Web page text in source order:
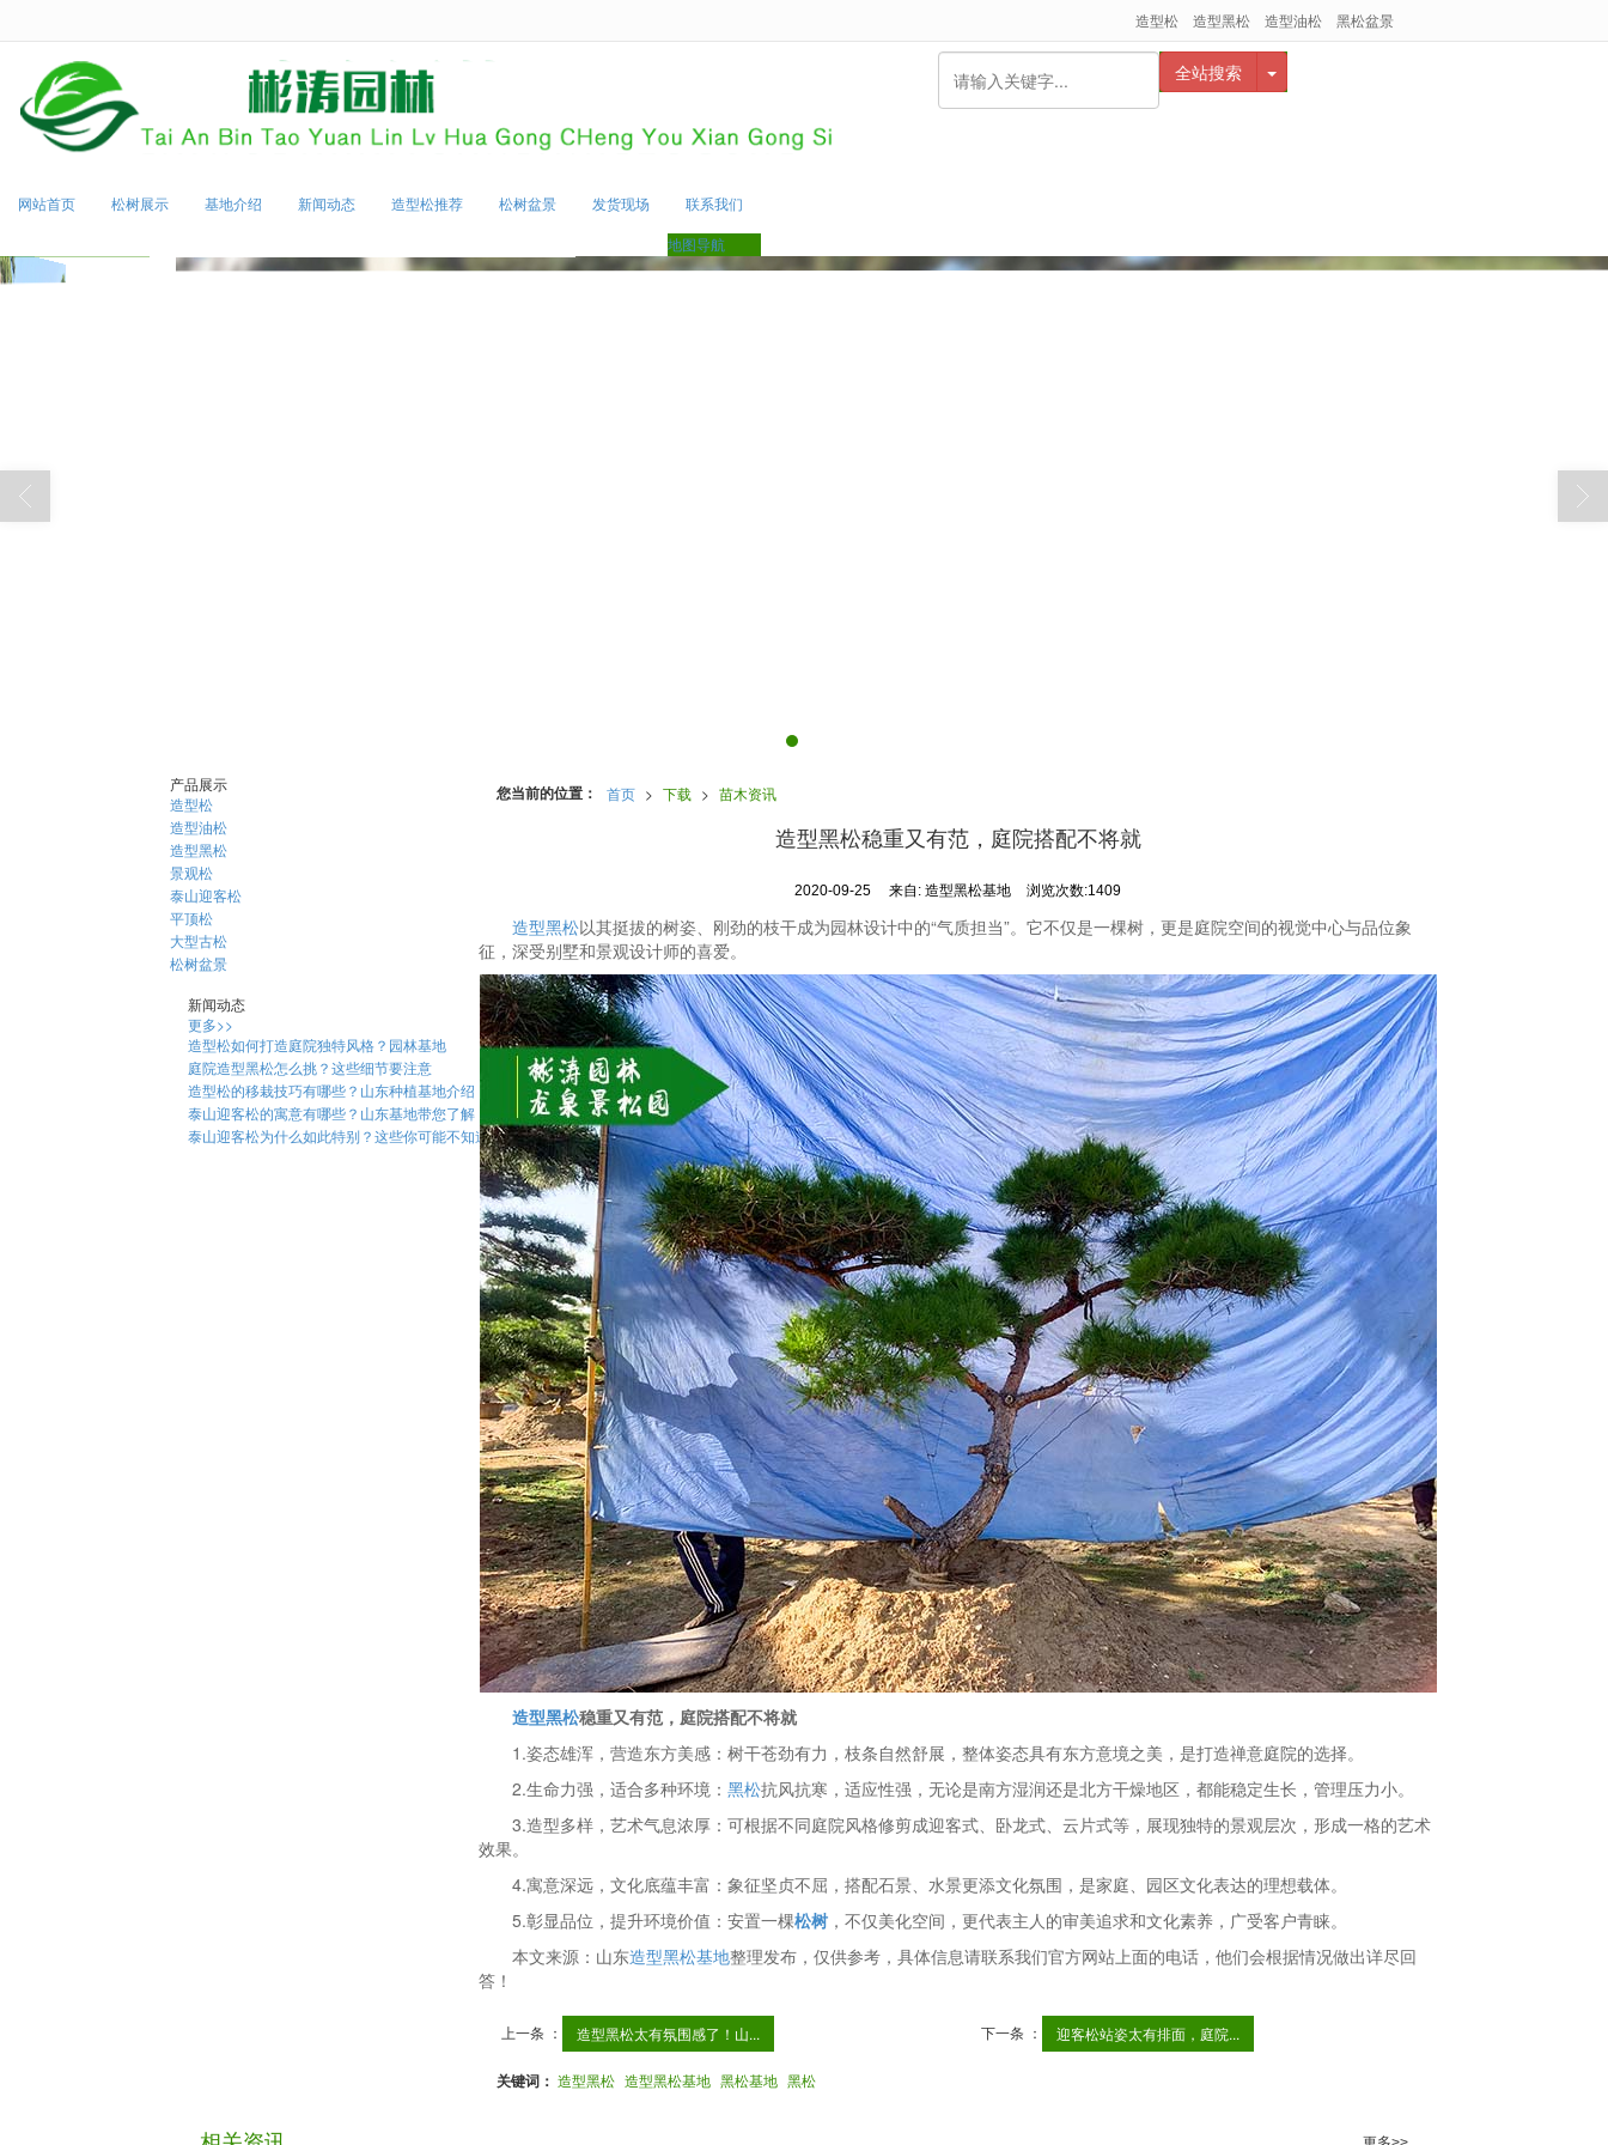
造型松 造型黑松 造型油松 黑松盆景
全站搜索
网站首页 松树展示 基地介绍 新闻动态 造型松推荐 松树盆景 发货现场
联系我们
地图导航
您当前的位置： 首页 > 下载 > 苗木资讯
造型黑松稳重又有范，庭院搭配不将就
2020-09-25 来自:造型黑松基地 浏览次数:1409
造型黑松以其挺拔的树姿、刚劲的枝干成为园林设计中的“气质担当”。它不仅是一棵树，更是庭院空间的视觉中心与品位象
征，深受别墅和景观设计师的喜爱。
造型黑松稳重又有范，庭院搭配不将就
1.姿态雄浑，营造东方美感：树干苍劲有力，枝条自然舒展，整体姿态具有东方意境之美，是打造禅意庭院的选择。
2.生命力强，适合多种环境： 黑松抗风抗寒，适应性强，无论是南方湿润还是北方干燥地区，都能稳定生长，管理压力小。
3.造型多样，艺术气息浓厚：可根据不同庭院风格修剪成迎客式、卧龙式、云片式等，展现独特的景观层次，形成一格的艺术
效果。
4.寓意深远，文化底蕴丰富：象征坚贞不屈，搭配石景、水景更添文化氛围，是家庭、园区文化表达的理想载体。
5.彰显品位，提升环境价值：安置一棵松树，不仅美化空间，更代表主人的审美追求和文化素养，广受客户青睐。
本文来源：山东造型黑松基地整理发布，仅供参考，具体信息请联系我们官方网站上面的电话，他们会根据情况做出详尽回
答！
上一条 ： 造型黑松太有氛围感了！山... 下一条 ： 迎客松站姿太有排面，庭院...
关键词： 造型黑松 造型黑松基地 黑松基地 黑松
产品展示
造型松
造型油松
造型黑松
景观松
泰山迎客松
平顶松
大型古松
松树盆景
新闻动态
更多>>
造型松如何打造庭院独特风格？园林基地
庭院造型黑松怎么挑？这些细节要注意
造型松的移栽技巧有哪些？山东种植基地介绍
泰山迎客松的寓意有哪些？山东基地带您了解
泰山迎客松为什么如此特别？这些你可能不知道！